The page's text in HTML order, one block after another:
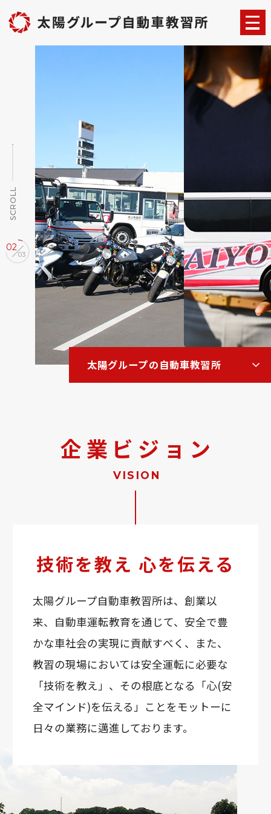
SCROLL
02
03
太陽グループの自動車教習所
企業ビジョン
VISION
技術を教え 心を伝える
太陽グループ自動車教習所は、創業以
来、自動車運転教育を通じて、安全で豊
かな車社会の実現に貢献すべく、また、
教習の現場においては安全運転に必要な
「技術を教え」、その根底となる「心(安
全マインド)を伝える」ことをモットーに
日々の業務に邁進しております。